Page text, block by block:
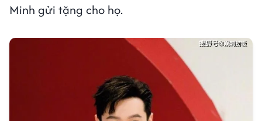
Minh gửi tặng cho họ.